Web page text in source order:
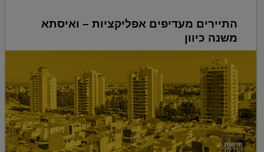
התיירים מעדיפים אפליקציות – ואיסתא
משנה כיוון